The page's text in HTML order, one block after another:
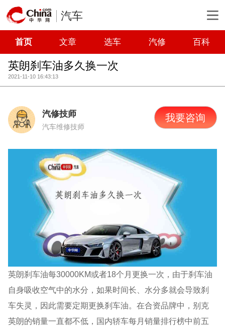
汽车
首页 文章 选车 汽修 百科
英朗刹车油多久换一次
2021-11-10 16:43:13
汽修技师
汽车维修技师
我要咨询
英朗刹车油每30000KM或者18个月更换一次，由于刹车油
自身吸收空气中的水分，如果时间长、水分多就会导致刹
车失灵，因此需要定期更换刹车油。在合资品牌中，别克
英朗的销量一直都不低，国内轿车每月销量排行榜中前五